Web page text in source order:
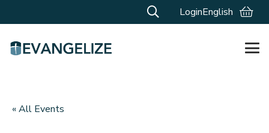
LoginEnglish
« All Events